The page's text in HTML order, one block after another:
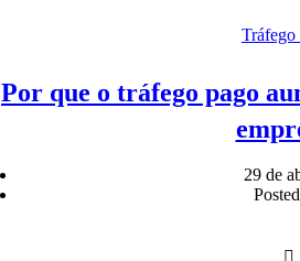
Tráfego
Por que o tráfego pago
29 de